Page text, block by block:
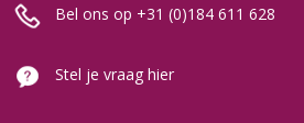
Bel ons op +31 (0)184 611 628
Stel je vraag hier